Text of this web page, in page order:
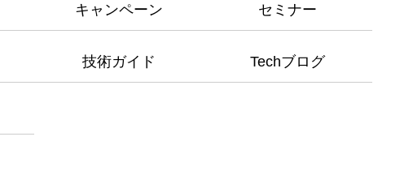
キャンペーン セミナー
技術ガイド Techブログ